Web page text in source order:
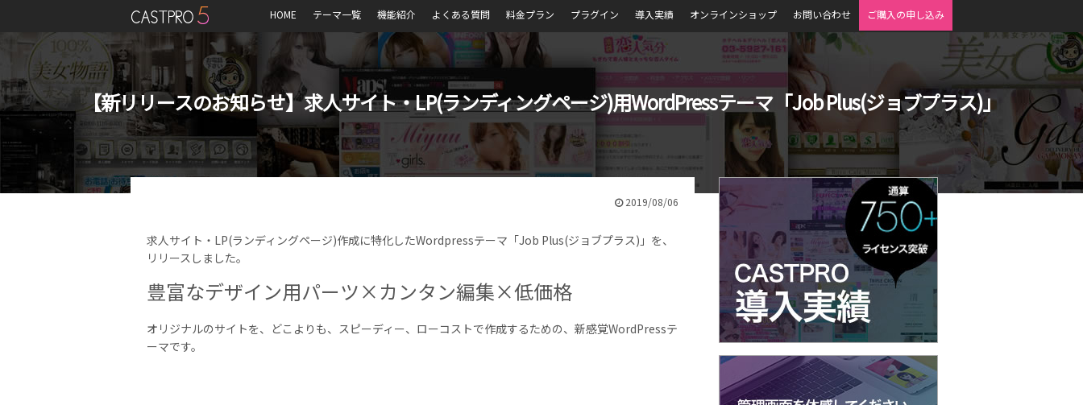
HOME テーマ一覧 機能紹介 よくある質問 料金プラン プラグイン 導入実績 オンラインショップ お問い合わせ ご購入の申し込み
【新リリースのお知らせ】求人サイト・LP(ランディングページ)用WordPressテーマ「Job Plus(ジョブプラス)」
2019/08/06
求人サイト・LP(ランディングページ)作成に特化したWordpressテーマ「Job Plus(ジョブプラス)」を、
リリースしました。
豊富なデザイン用パーツ×カンタン編集×低価格
オリジナルのサイトを、どこよりも、スピーディー、ローコストで作成するための、新感覚WordPressテ
ーマです。